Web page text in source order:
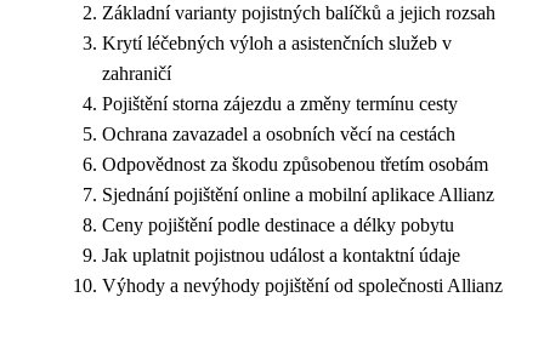
Základní varianty pojistných balíčků a jejich rozsah
Krytí léčebných výloh a asistenčních služeb v
zahraničí
Pojištění storna zájezdu a změny termínu cesty
Ochrana zavazadel a osobních věcí na cestách
Odpovědnost za škodu způsobenou třetím osobám
Sjednání pojištění online a mobilní aplikace Allianz
Ceny pojištění podle destinace a délky pobytu
Jak uplatnit pojistnou událost a kontaktní údaje
Výhody a nevýhody pojištění od společnosti Allianz